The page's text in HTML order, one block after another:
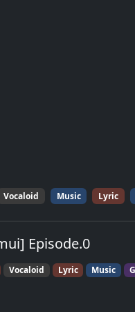
Vocaloid Music Lyric
Episode.0
Vocaloid Lyric Music